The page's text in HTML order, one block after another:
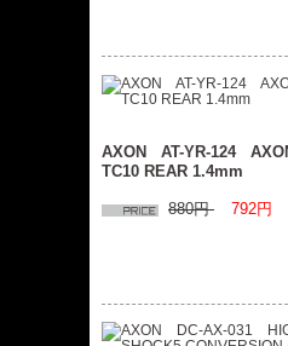
AXON AT-YR-124
TC10 REAR 1.4mm
880円 792円